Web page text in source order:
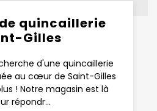
quincaillerie
Gilles
d'une quincaillerie
au cœur de Saint-Gilles
! Notre magasin est là
répondr...